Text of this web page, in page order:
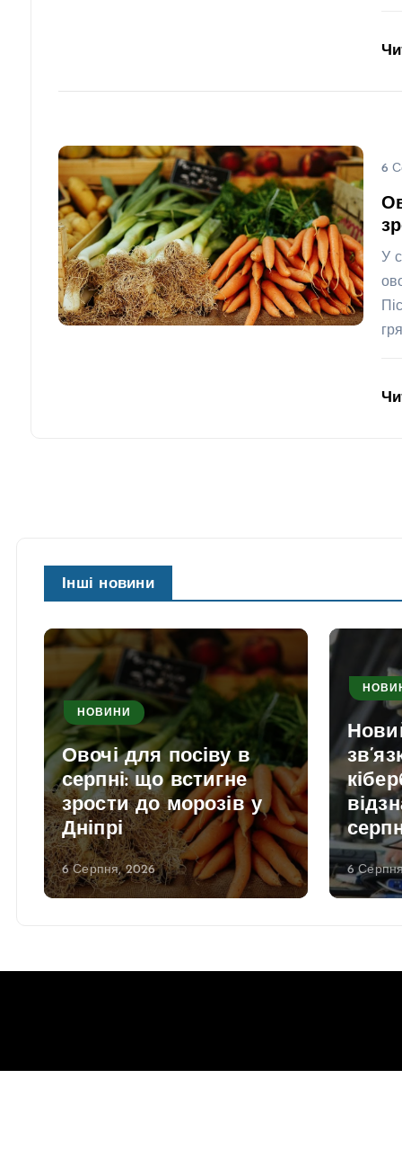
6
У
Інші новини
НОВИНИ
Овочі для посіву в
серпні: що встигне
зрости до морозів у
Дніпрі
6 Серпня, 2026 6